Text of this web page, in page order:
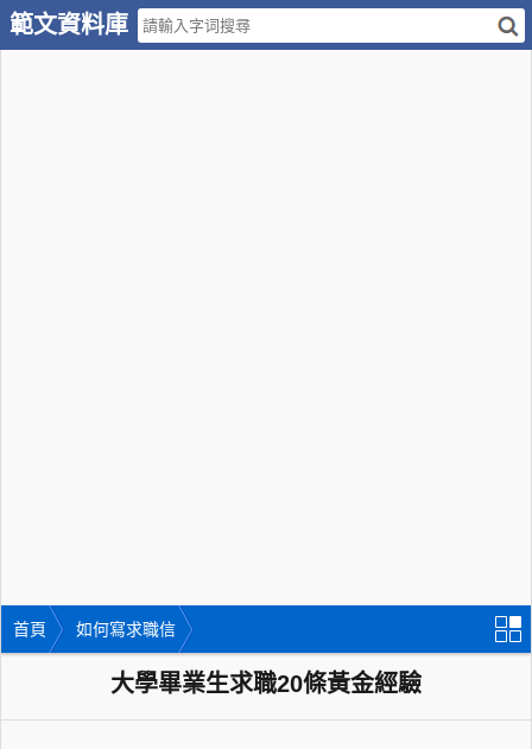
範文資料庫
首頁 如何寫求職信
大學畢業生求職20條黃金經驗